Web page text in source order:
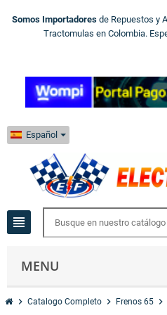
Somos Importadores de Repuestos y
Tractomulas en Colombia.
Español
view_headline
MENU
chevron_right Catalogo Completo chevron_right Frenos 65 chevron_right